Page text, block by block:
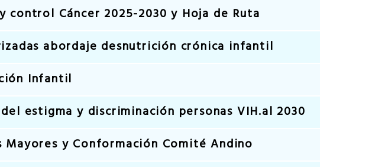
control Cáncer 2025-2030 y Hoja de Ruta
abordaje desnutrición crónica infantil
Infantil
estigma y discriminación personas VIH.al 2030
Mayores y Conformación Comité Andino